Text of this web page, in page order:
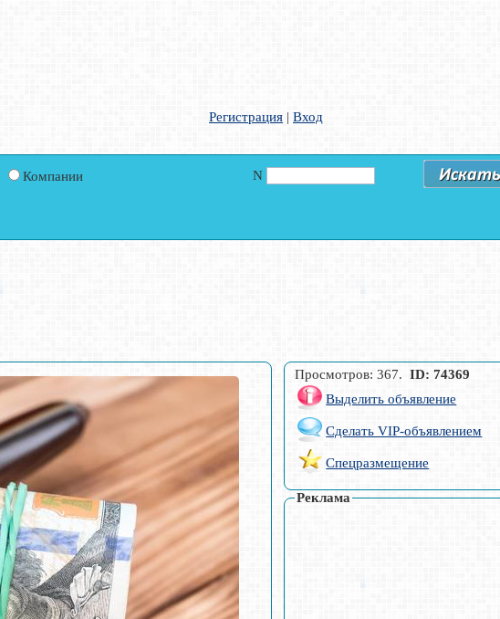
Регистрация | Вход
Компании N
Просмотров: 367.ID: 74369
Выделить объявление
Сделать VIP-объявлением
Спецразмещение
Реклама